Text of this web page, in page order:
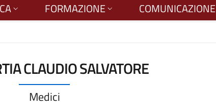
FORMAZIONE COMUNICAZIONE
CLAUDIO SALVATORE
Medici